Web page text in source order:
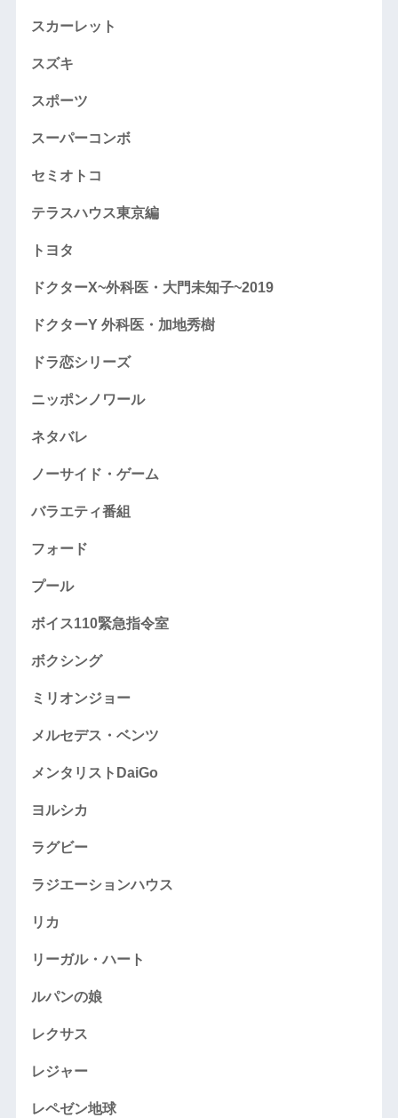
スカーレット
スズキ
スポーツ
スーパーコンボ
セミオトコ
テラスハウス東京編
トヨタ
ドクターX~外科医・大門未知子~2019
ドクターY 外科医・加地秀樹
ドラ恋シリーズ
ニッポンノワール
ネタバレ
ノーサイド・ゲーム
バラエティ番組
フォード
プール
ボイス110緊急指令室
ボクシング
ミリオンジョー
メルセデス・ベンツ
メンタリストDaiGo
ヨルシカ
ラグビー
ラジエーションハウス
リカ
リーガル・ハート
ルパンの娘
レクサス
レジャー
レペゼン地球